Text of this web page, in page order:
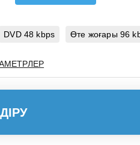
DVD 48 kbps Өте жоғары 96